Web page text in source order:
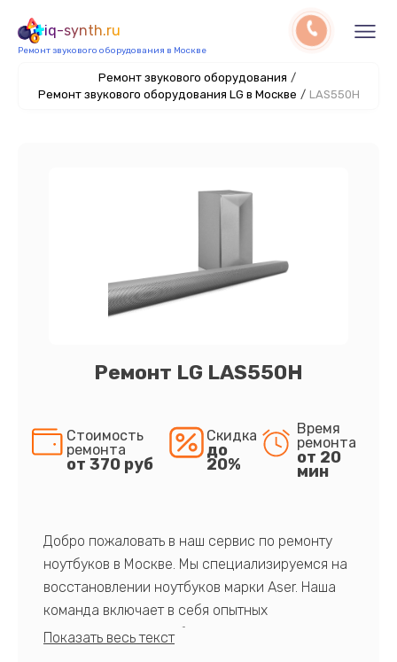
iq-synth.ru
Ремонт звукового оборудования в Москве
Ремонт звукового оборудования /
Ремонт звукового оборудования LG в Москве / LAS550H
Ремонт LG LAS550H
Стоимость
ремонта
от 370 руб
Скидка
до
20%
Время
ремонта
от 20
мин
Добро пожаловать в наш сервис по ремонту
ноутбуков в Москве. Мы специализируемся на
восстановлении ноутбуков марки Aser. Наша
команда включает в себя опытных
профессионалов с обширными знаниями и